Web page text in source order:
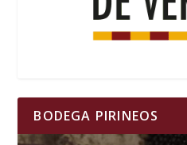
BODEGA PIRINEOS